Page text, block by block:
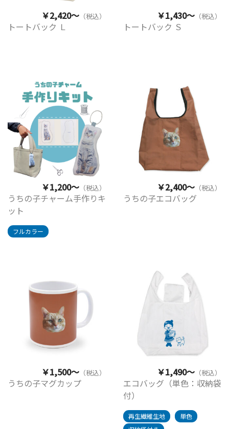
￥2,420～ （税込）
トートバック Ｌ
￥1,430～（税込）
トートバック Ｓ
￥1,200～ （税込）
うちの子チャーム手作りキ
ット
フルカラー
￥2,400～（税込）
うちの子エコバッグ
￥1,500～ （税込）
うちの子マグカップ
￥1,490～（税込）
エコバッグ（単色：収納袋
付）
再生繊維生地
単色